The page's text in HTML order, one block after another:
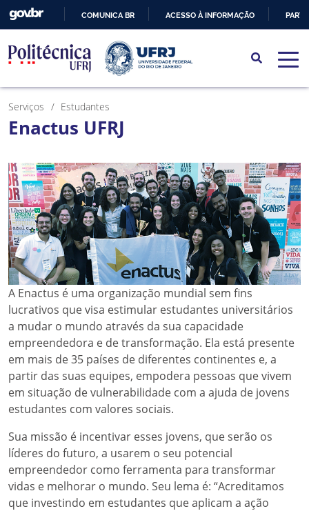
PARA
O
CONTEÚDO
COMUNICA BR ACESSO À INFORMAÇÃO
Serviços Estudantes
Enactus UFRJ
A Enactus é uma organização mundial sem fins
lucrativos que visa estimular estudantes universitários
a mudar o mundo através da sua capacidade
empreendedora e de transformação. Ela está presente
em mais de 35 países de diferentes continentes e, a
partir das suas equipes, empodera pessoas que vivem
em situação de vulnerabilidade com a ajuda de jovens
estudantes com valores sociais.
Sua missão é incentivar esses jovens, que serão os
líderes do futuro, a usarem o seu potencial
empreendedor como ferramenta para transformar
vidas e melhorar o mundo. Seu lema é: “Acreditamos
que investindo em estudantes que aplicam a ação